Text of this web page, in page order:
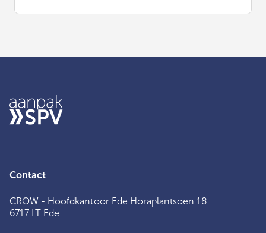
Contact
CROW - Hoofdkantoor Ede Horaplantsoen 18
6717 LT Ede